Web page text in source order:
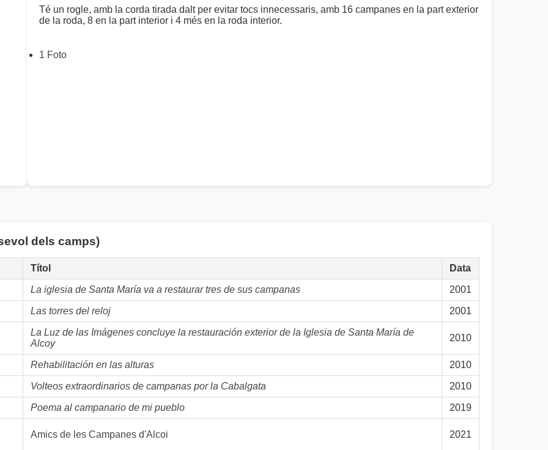
Té un rogle, amb la corda tirada dalt per evitar tocs innecessaris, amb 16 campanes en la part exterior
de la roda, 8 en la part interior i 4 més en la roda interior.
1 Foto
dels camps)
Títol Data
La iglesia de Santa María va a restaurar tres de sus campanas 2001
Las torres del reloj 2001
La Luz de las Imágenes concluye la restauración exterior de la Iglesia de Santa María de
Alcoy
2010
Rehabilitación en las alturas 2010
Volteos extraordinarios de campanas por la Cabalgata 2010
Poema al campanario de mi pueblo 2019
Amics de les Campanes d'Alcoi 2021